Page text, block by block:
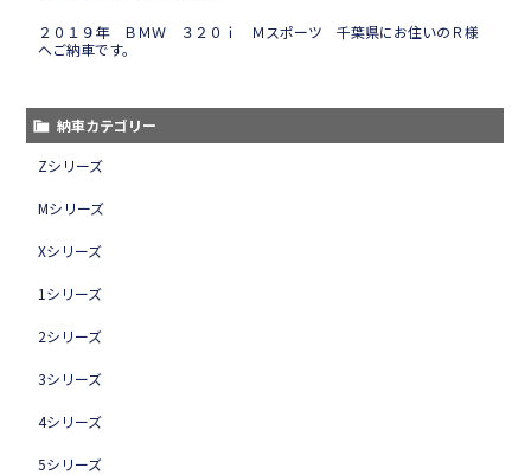
２０１９年 ＢＭＷ ３２０ｉ Ｍスポーツ 千葉県にお住いのＲ様
へご納車です。
納車カテゴリー
Zシリーズ
Mシリーズ
Xシリーズ
1シリーズ
2シリーズ
3シリーズ
4シリーズ
5シリーズ